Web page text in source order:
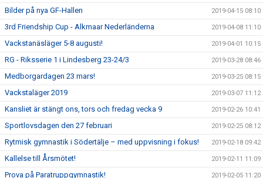
Bilder på nya GF-Hallen 2019-04-15 08:10
3rd Friendship Cup - Alkmaar Nederländerna 2019-04-08 11:10
Vackstanäsläger 5-8 augusti! 2019-04-01 10:15
RG - Riksserie 1 i Lindesberg 23-24/3 2019-03-28 08:46
Medborgardagen 23 mars! 2019-03-25 08:15
Vackstaläger 2019 2019-03-07 11:12
Kansliet är stängt ons, tors och fredag vecka 9 2019-02-26 10:41
Sportlovsdagen den 27 februari 2019-02-25 08:12
Rytmisk gymnastik i Södertälje – med uppvisning i fokus! 2019-02-18 09:42
Kallelse till Årsmötet! 2019-02-11 11:09
Prova på Paratruppgymnastik! 2019-02-05 11:20